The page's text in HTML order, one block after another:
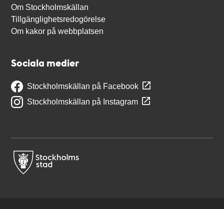
Om Stockholmskällan
Tillgänglighetsredogörelse
Om kakor på webbplatsen
Sociala medier
Stockholmskällan på Facebook
Stockholmskällan på Instagram